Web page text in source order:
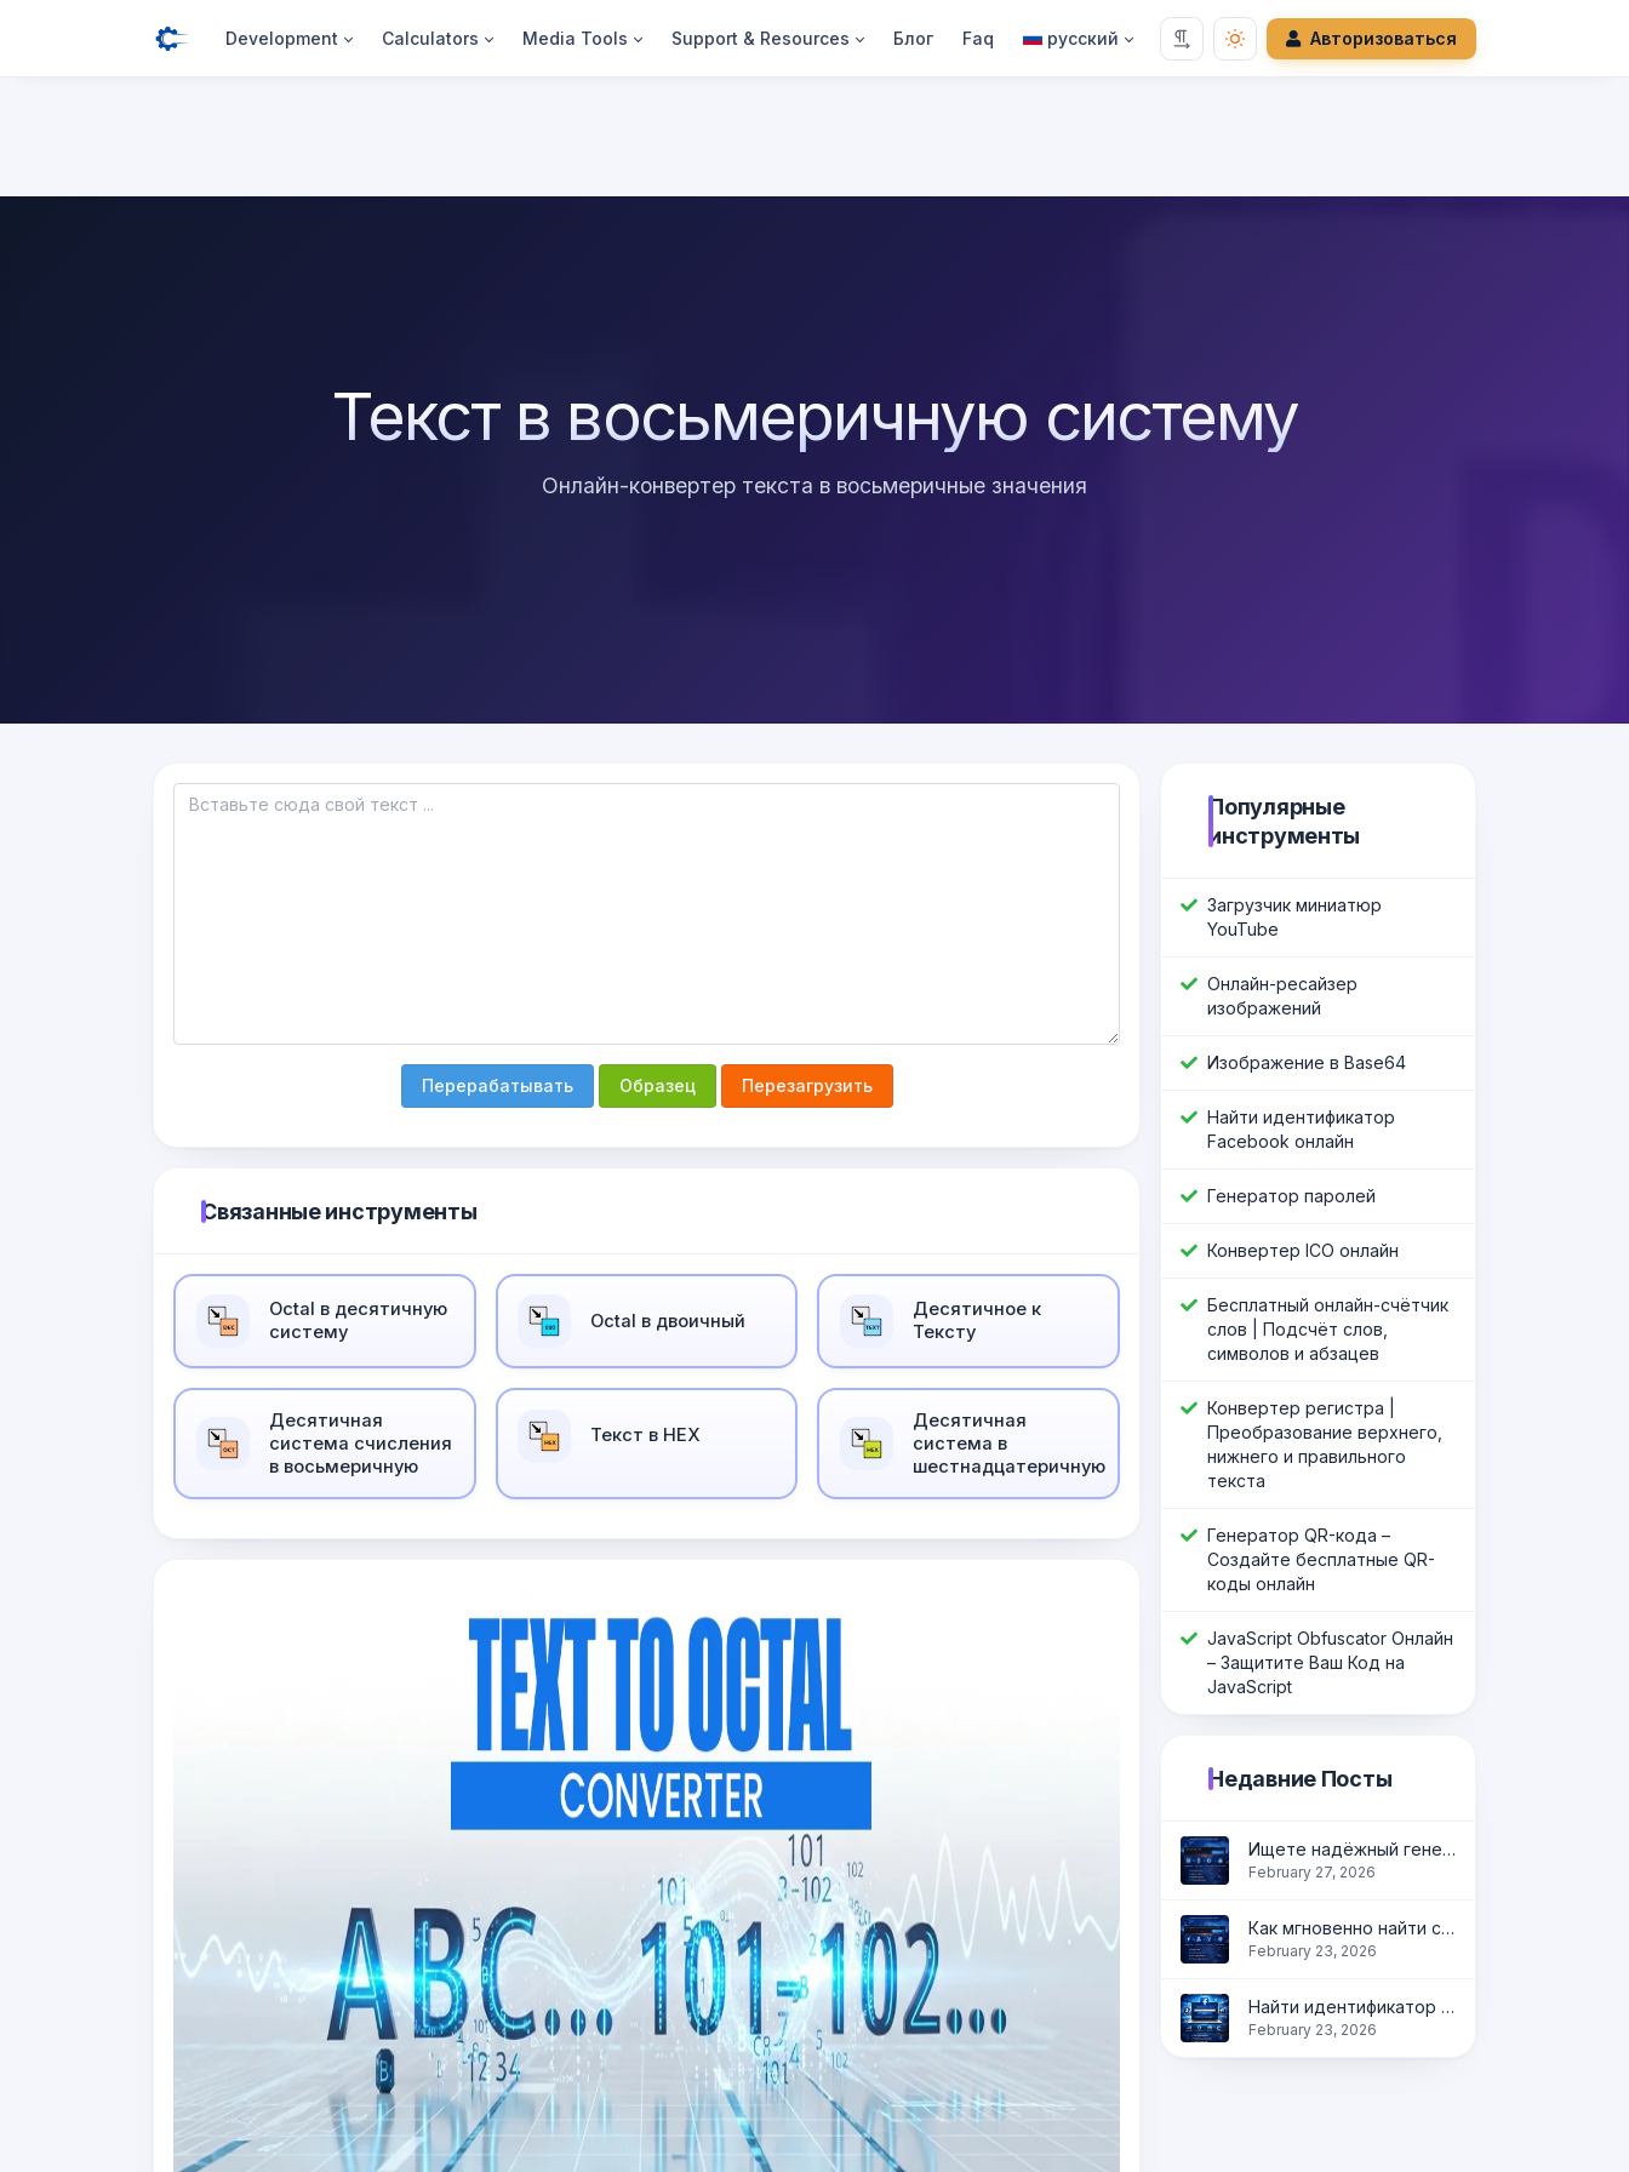
Авторизоваться
Development Calculators Media Tools Support & Resources Блог Faq русский
Текст в восьмеричную систему
Онлайн-конвертер текста в восьмеричные значения
Перерабатывать Образец Перезагрузить
Связанные инструменты
Оctal в десятичную
систему
Оctal в двоичный
Десятичное к
Тексту
Десятичная
система счисления
в восьмеричную
Текст в HEX
Десятичная
система в
шестнадцатеричную
Популярные
инструменты
Загрузчик миниатюр
YouTube
Онлайн-ресайзер
изображений
Изображение в Base64
Найти идентификатор
Facebook онлайн
Генератор паролей
Конвертер ICO онлайн
Бесплатный онлайн-счётчик
слов | Подсчёт слов,
символов и абзацев
Конвертер регистра |
Преобразование верхнего,
нижнего и правильного
текста
Генератор QR-кода –
Создайте бесплатные QR-
коды онлайн
JavaScript Оbfuscator Онлайн
– Защитите Ваш Код на
JavaScript
Недавние Посты
Ищете надёжный генератор QR-кодов?
February 27, 2026
Как мгновенно найти свой IP-адрес онлайн?
February 23, 2026
Найти идентификатор Facebook в Интернете | Получить идентификатор профиля, страницы и группы мгновенно
February 23, 2026